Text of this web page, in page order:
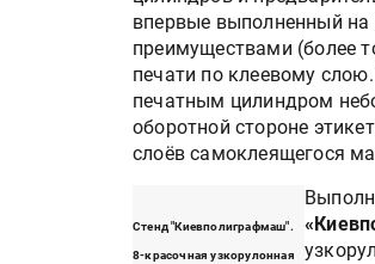
впервые выполненный на
преимуществами (более
печати по клеевому
печатным цилиндром
оборотной стороне
слоёв самоклеящегося
Стенд "Киевполиграфмаш".
8-красочная узкорулонная